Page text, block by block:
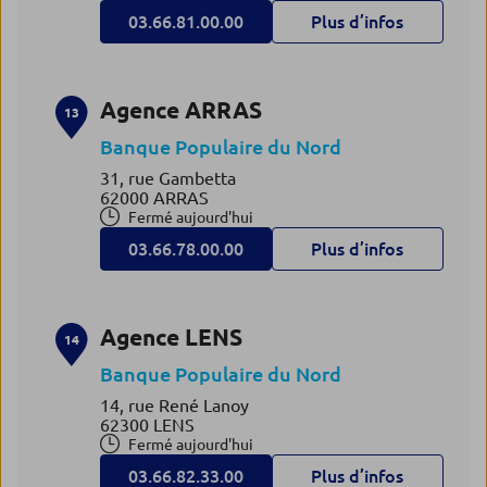
03.66.81.00.00 Plus d’infos
13 Agence ARRAS
Banque Populaire du Nord
31, rue Gambetta
62000 ARRAS
Fermé aujourd'hui
03.66.78.00.00 Plus d’infos
14 Agence LENS
Banque Populaire du Nord
14, rue René Lanoy
62300 LENS
Fermé aujourd'hui
03.66.82.33.00 Plus d’infos